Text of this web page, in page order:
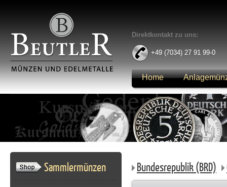
Direktkontakt zu uns:
+49 (7034) 27 91 99-0
Home
Anmelden
Sammlermünzen Bundesrepublik (BRD)